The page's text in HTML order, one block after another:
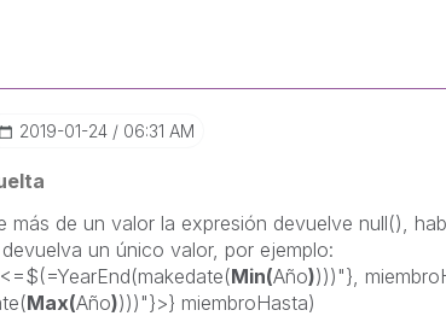
‎2019-01-24 06:31 AM
más de un valor la expresión devuelve null(),
un único valor, por ejemplo:
Min(Año))))"},
Max(Año))))"}>} miembroHasta)